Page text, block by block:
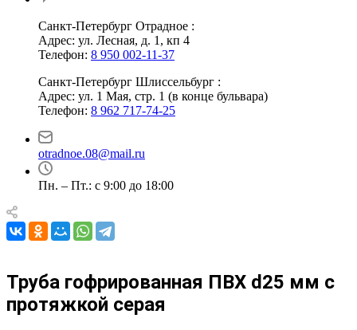
Санкт-Петербург Отрадное :
Адрес: ул. Лесная, д. 1, кп 4
Телефон: 8 950 002-11-37
Санкт-Петербург Шлиссельбург :
Адрес: ул. 1 Мая, стр. 1 (в конце бульвара)
Телефон: 8 962 717-74-25
otradnoe.08@mail.ru
Пн. – Пт.: с 9:00 до 18:00
Труба гофрированная ПВХ d25 мм с
протяжкой серая